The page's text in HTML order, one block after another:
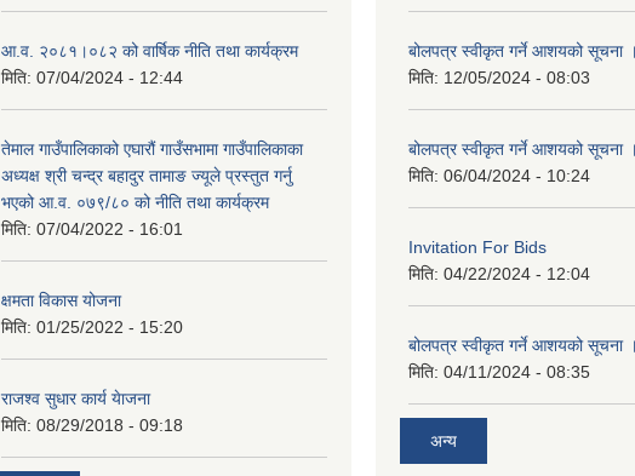
आ.व. २०८१।०८२ को वार्षिक नीति तथा कार्यक्रम
मिति: 07/04/2024 - 12:44
तेमाल गाउँपालिकाको एघारौं गाउँसभामा गाउँपालिकाका
अध्यक्ष श्री चन्द्र बहादुर तामाङ ज्यूले प्रस्तुत गर्नु
भएको आ.व. ०७९/८० को नीति तथा कार्यक्रम
मिति: 07/04/2022 - 16:01
क्षमता विकास योजना
मिति: 01/25/2022 - 15:20
राजश्व सुधार कार्य येाजना
मिति: 08/29/2018 - 09:18
बोलपत्र स्वीकृत गर्ने आशयको सूचना
मिति: 12/05/2024 - 08:03
बोलपत्र स्वीकृत गर्ने आशयको सूचना
मिति: 06/04/2024 - 10:24
Invitation For Bids
मिति: 04/22/2024 - 12:04
बोलपत्र स्वीकृत गर्ने आशयको सूचना
मिति: 04/11/2024 - 08:35
अन्य